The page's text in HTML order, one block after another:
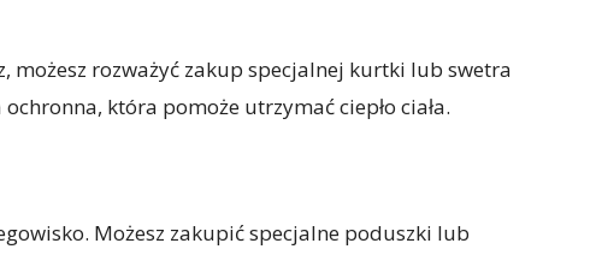
możesz rozważyć zakup specjalnej kurtki lub swetra
która pomoże utrzymać ciepło ciała.
Możesz zakupić specjalne poduszki lub